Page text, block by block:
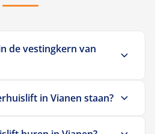
de vestingkern van
aan de gevel geplaatst en
veilig door het raam naar
in Vianen staan?